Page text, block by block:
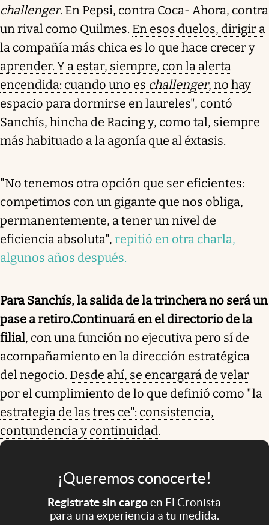
challenger. En Pepsi, contra Coca- Ahora, contra
un rival como Quilmes. En esos duelos, dirigir a
la compañía más chica es lo que hace crecer y
aprender. Y a estar, siempre, con la alerta
encendida: cuando uno es challenger, no hay
espacio para dormirse en laureles", contó
Sanchís, hincha de Racing y, como tal, siempre
más habituado a la agonía que al éxtasis.
"No tenemos otra opción que ser eficientes:
competimos con un gigante que nos obliga,
permanentemente, a tener un nivel de
eficiencia absoluta", repitió en otra charla,
algunos años después.
Para Sanchís, la salida de la trinchera no será un
pase a retiro.Continuará en el directorio de la
filial, con una función no ejecutiva pero sí de
acompañamiento en la dirección estratégica
del negocio. Desde ahí, se encargará de velar
por el cumplimiento de lo que definió como "la
estrategia de las tres ce": consistencia,
contundencia y continuidad.
¡Queremos conocerte!
Registrate sin cargoen El Cronista
para una experiencia a tu medida.